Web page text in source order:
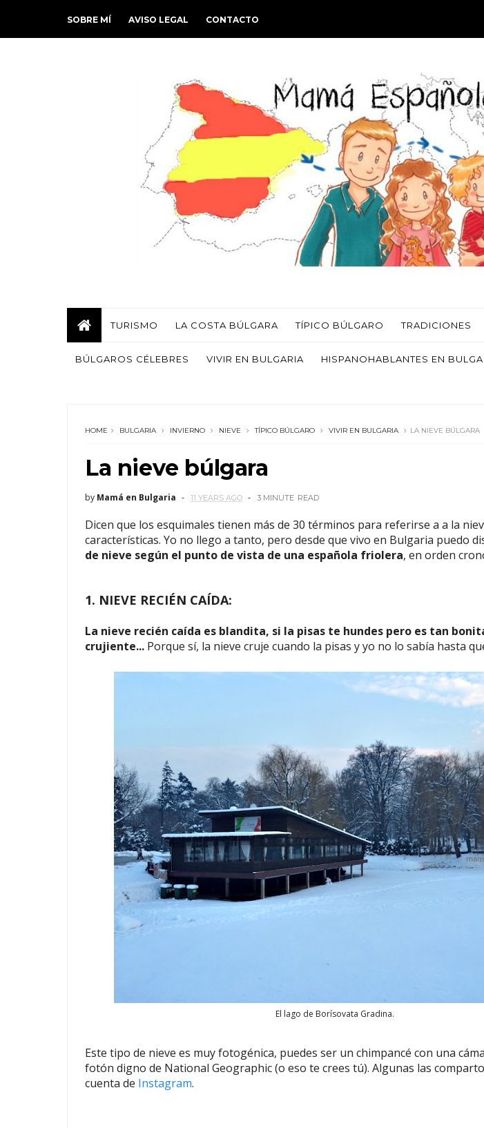
SOBRE MÍ AVISO LEGAL CONTACTO
TURISMO LA COSTA BÚLGARA TÍPICO BÚLGARO TRADICIONES
BÚLGAROS CÉLEBRES VIVIR EN BULGARIA HISPANOHABLANTES EN
HOME BULGARIA INVIERNO NIEVE TÍPICO BÚLGARO VIVIR EN BULGARIA LA NIEVE BÚLGARA
La nieve búlgara
by Mamá en Bulgaria 11 YEARS AGO 3 MINUTE READ
Dicen que los esquimales tienen más de 30 términos para referirse a a la
características. Yo no llego a tanto, pero desde que vivo en Bulgaria puedo
de nieve según el punto de vista de una española friolera, en orden
1. NIEVE RECIÉN CAÍDA:
La nieve recién caída es blandita, si la pisas te hundes pero es tan
crujiente... Porque sí, la nieve cruje cuando la pisas y yo no lo sabía hasta
El lago de Borísovata Gradina.
Este tipo de nieve es muy fotogénica, puedes ser un chimpancé con una
fotón digno de National Geographic (o eso te crees tú). Algunas las
cuenta de Instagram.